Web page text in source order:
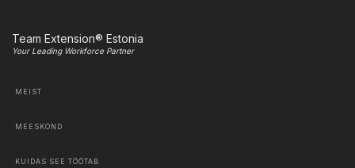
Team Extension® Estonia
Your Leading Workforce Partner
MEIST
MEESKOND
KUIDAS SEE TÖÖTAB